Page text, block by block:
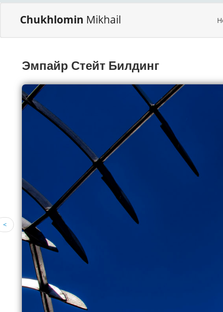
Chukhlomin Mikhail
Эмпайр Стейт Билдинг
<